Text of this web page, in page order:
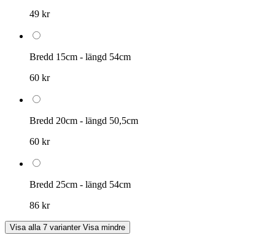
49 kr
Bredd 15cm - längd 54cm
60 kr
Bredd 20cm - längd 50,5cm
60 kr
Bredd 25cm - längd 54cm
86 kr
Visa alla 7 varianter Visa mindre